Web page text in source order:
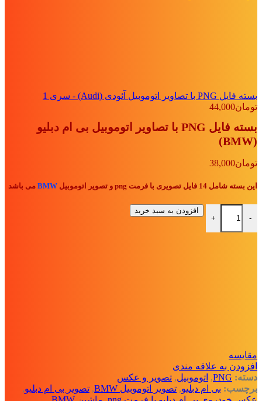
بسته فایل PNG با تصاویر اتوموبیل آئودی (Audi) - سری 1
تومان44,000
بسته فایل PNG با تصاویر اتوموبیل بی ام دبلیو
(BMW)
تومان38,000
این بسته شامل 14 فایل تصویری با فرمت png و تصویر اتوموبیل BMW می باشد
-
+
افزودن به سبد خرید
مقايسه
افزودن به علاقه مندی
دسته: PNG
, اتوموبیل, تصویر و عکس
برچسب: بی ام دبلیو, تصویر اتوموبیل BMW , تصویر بی ام دبلیو,